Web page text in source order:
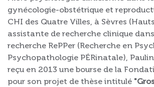
gynécologie-obstétrique et
CHI des Quatre Villes, à Sèvres
assistante de recherche clinique
recherche RePPer (Recherche en
Psychopathologie PÉRinatale),
reçu en 2013 une bourse de la
pour son projet de thèse intitulé